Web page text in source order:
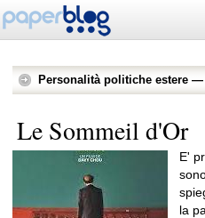
Personalità politiche estere
Le Sommeil d'Or
E'
la